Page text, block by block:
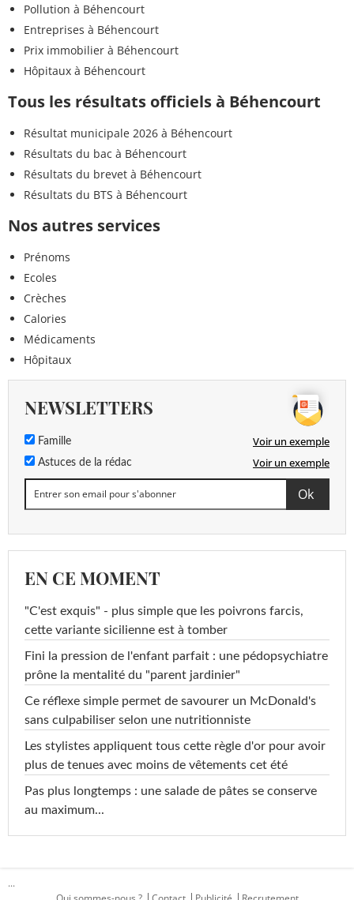
Pollution à Béhencourt
Entreprises à Béhencourt
Prix immobilier à Béhencourt
Hôpitaux à Béhencourt
Tous les résultats officiels à Béhencourt
Résultat municipale 2026 à Béhencourt
Résultats du bac à Béhencourt
Résultats du brevet à Béhencourt
Résultats du BTS à Béhencourt
Nos autres services
Prénoms
Ecoles
Crèches
Calories
Médicaments
Hôpitaux
NEWSLETTERS
Famille Voir un exemple
Astuces de la rédac Voir un exemple
EN CE MOMENT
"C'est exquis" - plus simple que les poivrons farcis,
cette variante sicilienne est à tomber
Fini la pression de l'enfant parfait : une pédopsychiatre
prône la mentalité du "parent jardinier"
Ce réflexe simple permet de savourer un McDonald's
sans culpabiliser selon une nutritionniste
Les stylistes appliquent tous cette règle d'or pour avoir
plus de tenues avec moins de vêtements cet été
Pas plus longtemps : une salade de pâtes se conserve
au maximum...
...